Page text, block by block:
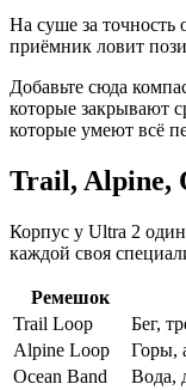
На суше за точность
приёмник ловит
Добавьте сюда
которые закрывают
которые умеют всё
Trail, Alpine,
Корпус у Ultra 2
каждой своя
Ремешок
Trail Loop
Бег,
Alpine Loop
Горы,
Ocean Band
Вода,